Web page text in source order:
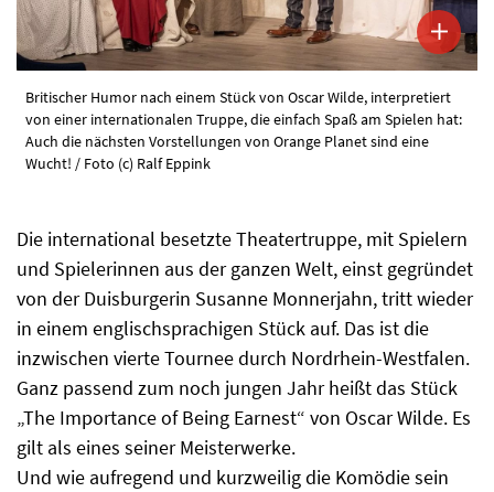
Britischer Humor nach einem Stück von Oscar Wilde, interpretiert
von einer internationalen Truppe, die einfach Spaß am Spielen hat:
Auch die nächsten Vorstellungen von Orange Planet sind eine
Wucht! / Foto (c) Ralf Eppink
Die international besetzte Theatertruppe, mit Spielern
und Spielerinnen aus der ganzen Welt, einst gegründet
von der Duisburgerin Susanne Monnerjahn, tritt wieder
in einem englischsprachigen Stück auf. Das ist die
inzwischen vierte Tournee durch Nordrhein-Westfalen.
Ganz passend zum noch jungen Jahr heißt das Stück
„The Importance of Being Earnest“ von Oscar Wilde. Es
gilt als eines seiner Meisterwerke.
Und wie aufregend und kurzweilig die Komödie sein